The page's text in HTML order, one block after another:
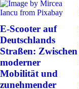
E-Scooter auf
Deutschlands
Straßen: Zwischen
moderner
Mobilität und
zunehmender